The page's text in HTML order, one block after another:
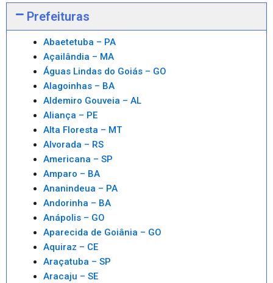
Prefeituras
Abaetetuba – PA
Açailândia – MA
Águas Lindas do Goiás – GO
Alagoinhas – BA
Aldemiro Gouveia – AL
Aliança – PE
Alta Floresta – MT
Alvorada – RS
Americana – SP
Amparo – BA
Ananindeua – PA
Andorinha – BA
Anápolis – GO
Aparecida de Goiânia – GO
Aquiraz – CE
Araçatuba – SP
Aracaju – SE